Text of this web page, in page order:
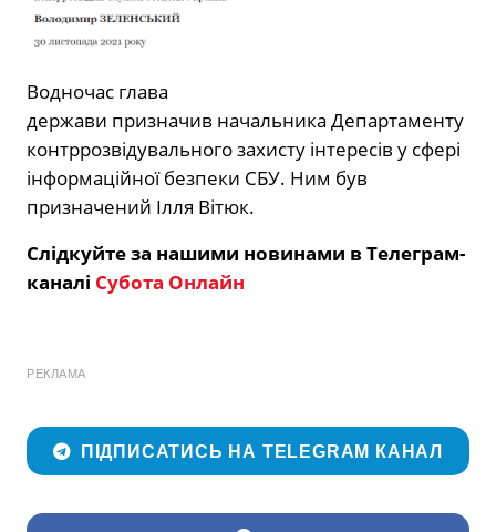
Водночас глава
держави призначив начальника Департаменту
контррозвідувального захисту інтересів у сфері
інформаційної безпеки СБУ. Ним був
призначений Ілля Вітюк.
Слідкуйте за нашими новинами в Телеграм-
каналі Субота Онлайн
РЕКЛАМА
ПІДПИСАТИСЬ НА TELEGRAM КАНАЛ